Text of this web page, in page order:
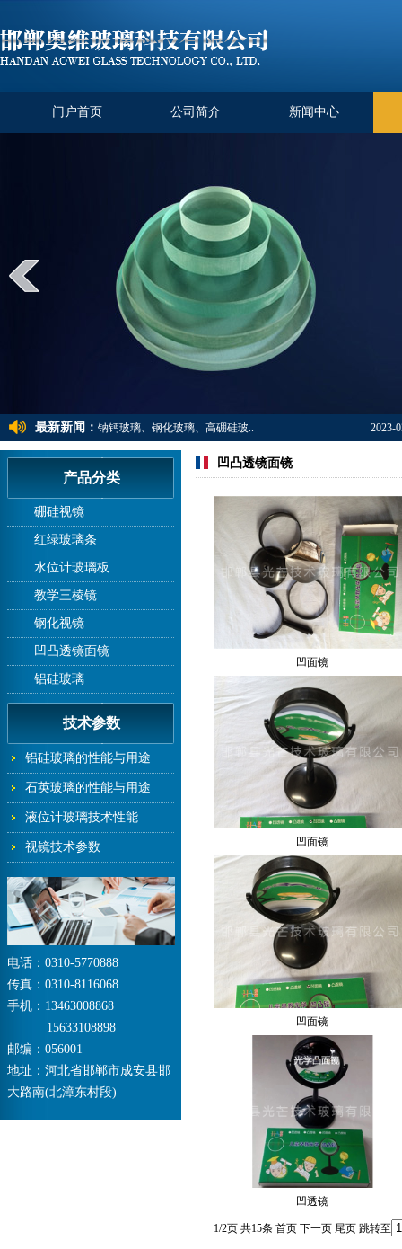
门户首页 公司简介 新闻中心
最新新闻： 2023-
钠钙玻璃、钢化玻璃、高硼硅玻..
常用水位计玻璃板的规格尺寸及..
2023-
钠钙玻璃、钢化玻璃、高硼硅玻..
产品分类
硼硅视镜
红绿玻璃条
水位计玻璃板
教学三棱镜
钢化视镜
凹凸透镜面镜
铝硅玻璃
技术参数
铝硅玻璃的性能与用途
石英玻璃的性能与用途
液位计玻璃技术性能
视镜技术参数
电话：0310-5770888
传真：0310-8116068
手机：13463008868
15633108898
邮编：056001
地址：河北省邯郸市成安县邯
大路南(北漳东村段)
凹凸透镜面镜
凹面镜
凹面镜
凹面镜
凹透镜
1/2页 共15条 首页 下一页 尾页 跳转至